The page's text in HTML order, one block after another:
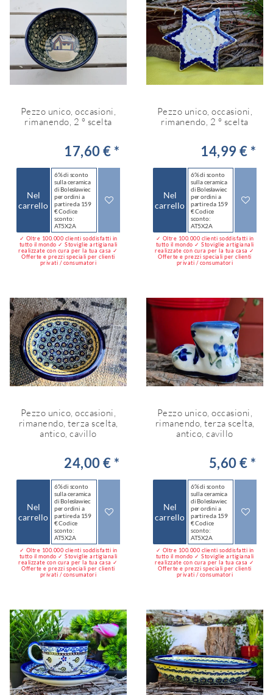
Pezzo unico, occasioni,
rimanendo, 2 ° scelta
17,60 € *
Nel
carrello
6% di sconto
sulla ceramica
di Bolesławiec
per ordini a
partire da 159
€ Codice
sconto:
AT5X2A
✓ Oltre 100.000 clienti soddisfatti in
tutto il mondo ✓ Stoviglie artigianali
realizzate con cura per la tua casa ✓
Offerte e prezzi speciali per clienti
privati / consumatori
Pezzo unico, occasioni,
rimanendo, 2 ° scelta
14,99 € *
Nel
carrello
6% di sconto
sulla ceramica
di Bolesławiec
per ordini a
partire da 159
€ Codice
sconto:
AT5X2A
✓ Oltre 100.000 clienti soddisfatti in
tutto il mondo ✓ Stoviglie artigianali
realizzate con cura per la tua casa ✓
Offerte e prezzi speciali per clienti
privati / consumatori
Pezzo unico, occasioni,
rimanendo, terza scelta,
antico, cavillo
24,00 € *
Nel
carrello
6% di sconto
sulla ceramica
di Bolesławiec
per ordini a
partire da 159
€ Codice
sconto:
AT5X2A
✓ Oltre 100.000 clienti soddisfatti in
tutto il mondo ✓ Stoviglie artigianali
realizzate con cura per la tua casa ✓
Offerte e prezzi speciali per clienti
privati / consumatori
Pezzo unico, occasioni,
rimanendo, terza scelta,
antico, cavillo
5,60 € *
Nel
carrello
6% di sconto
sulla ceramica
di Bolesławiec
per ordini a
partire da 159
€ Codice
sconto:
AT5X2A
✓ Oltre 100.000 clienti soddisfatti in
tutto il mondo ✓ Stoviglie artigianali
realizzate con cura per la tua casa ✓
Offerte e prezzi speciali per clienti
privati / consumatori